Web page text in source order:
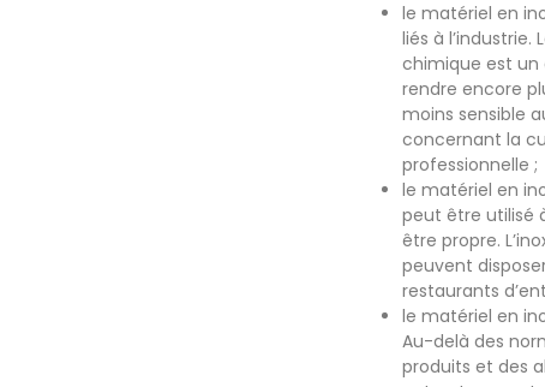
le matériel en
liés à l’industrie.
chimique est un
rendre encore
moins sensible
concernant la
professionnelle ;
le matériel en
peut être utilisé
être propre.
peuvent
restaurants
le matériel en
Au-delà des
produits et des